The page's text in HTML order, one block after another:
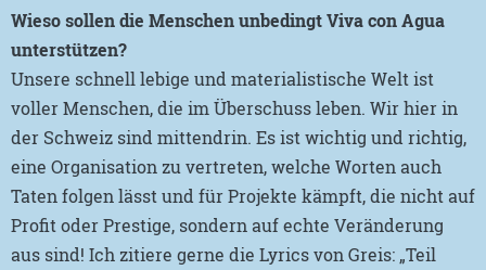
Wieso sollen die Menschen unbedingt Viva con Agua
unterstützen?
Unsere schnell lebige und materialistische Welt ist
voller Menschen, die im Überschuss leben. Wir hier in
der Schweiz sind mittendrin. Es ist wichtig und richtig,
eine Organisation zu vertreten, welche Worten auch
Taten folgen lässt und für Projekte kämpft, die nicht auf
Profit oder Prestige, sondern auf echte Veränderung
aus sind! Ich zitiere gerne die Lyrics von Greis: „Teil